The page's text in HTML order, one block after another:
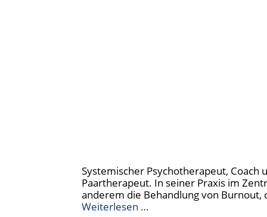
Systemischer Psychotherapeut, Coach
Paartherapeut. In seiner Praxis im
anderem die Behandlung von Burnout,
Weiterlesen …